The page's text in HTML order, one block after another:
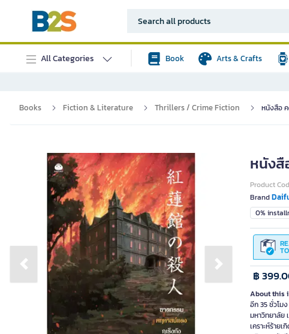
All Categories Book Arts & Crafts
Books Fiction & Literature Thrillers / Crime Fiction หนังสือ
Previous slide Next slide
หนังสื
Product
Brand
0%
฿
About this
อีก 35 ชั่วโม
มหาวิทยาลัย
เคราะห์ร้าย